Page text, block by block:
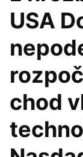
USA
chod